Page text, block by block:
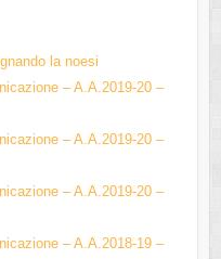
la noesi
– A.A.2019-20 –
– A.A.2019-20 –
– A.A.2019-20 –
– A.A.2018-19 –